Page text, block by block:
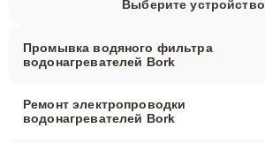
Выберите устройство
Промывка водяного фильтра
водонагревателей Bork
Ремонт электропроводки
водонагревателей Bork